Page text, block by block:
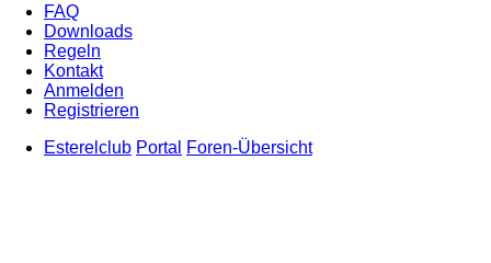
FAQ
Downloads
Regeln
Kontakt
Anmelden
Registrieren
Esterelclub Portal Foren-Übersicht